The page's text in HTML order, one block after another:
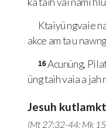
Ktaiyü ngvaie
akce am ta u
16Acunüng,
üng taih vaia a jah
Jesuh
(Mt 27:32-44; Mk